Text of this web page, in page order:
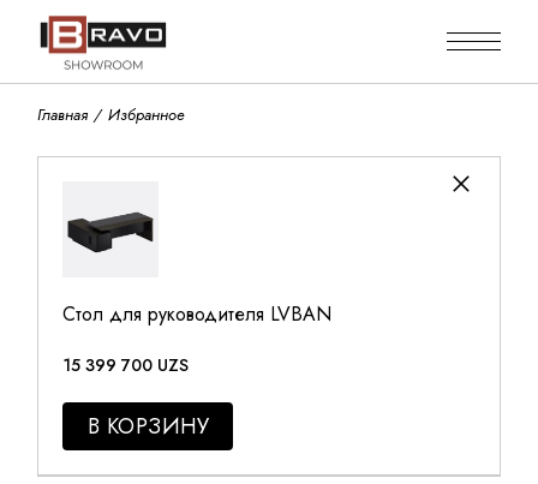
Главная Избранное
Стол для руководителя LVBAN
15 399 700 UZS
В КОРЗИНУ